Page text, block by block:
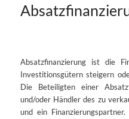
Absatzfinanzierung ist die
Investitionsgütern steigern
Die Beteiligten einer
und/oder Händler des zu
und ein